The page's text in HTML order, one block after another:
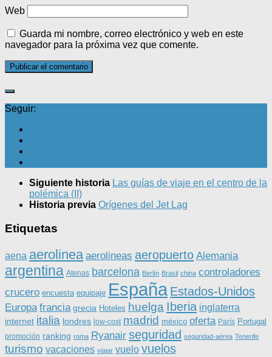
Web
Guarda mi nombre, correo electrónico y web en este
navegador para la próxima vez que comente.
Seguir:
Siguiente historia Las guías de viaje en el centro de la
polémica (II)
Historia previa Orígenes del Jet Lag
Etiquetas
aena aerolinea aerolineas aeropuerto Alemania
argentina Atenas barcelona Berlín Brasil china controladores
crucero encuesta equipaje España Estados-Unidos
Europa francia grecia Hoteles huelga Iberia inglaterra
internet italia londres low-cost madrid méxico oferta París Portugal
promoción ranking roma Ryanair seguridad seguridad-aérea Tenerife
turismo vacaciones viajar vuelo vuelos